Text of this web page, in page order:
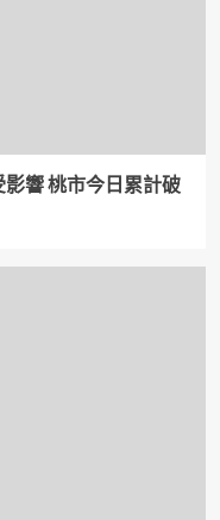
響 桃市今日累計破